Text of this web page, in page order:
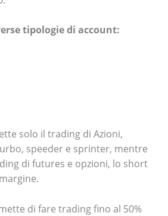
tipologie di account:
solo il trading di Azioni,
speeder e sprinter, mentre
di futures e opzioni, lo short
di fare trading fino al 50%